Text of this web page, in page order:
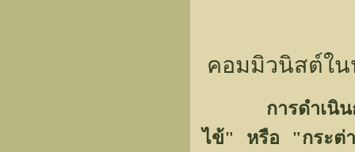
คอมมิวนิสต์ใน
การดำเนิ
ไข้" หรือ "กระต่